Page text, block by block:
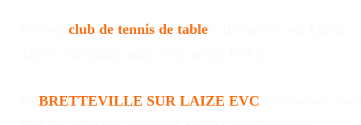
club de tennis de table
BRETTEVILLE SUR LAIZE EVC